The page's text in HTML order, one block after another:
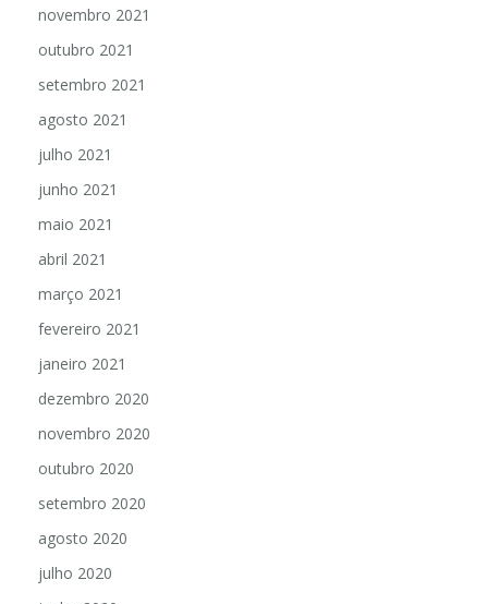
novembro 2021
outubro 2021
setembro 2021
agosto 2021
julho 2021
junho 2021
maio 2021
abril 2021
março 2021
fevereiro 2021
janeiro 2021
dezembro 2020
novembro 2020
outubro 2020
setembro 2020
agosto 2020
julho 2020